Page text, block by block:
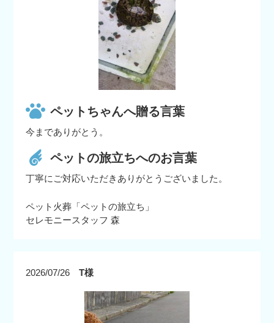
ペットちゃんへ贈る言葉
今までありがとう。
ペットの旅立ちへのお言葉
丁寧にご対応いただきありがとうございました。
ペット火葬「ペットの旅立ち」
セレモニースタッフ 森
2026/07/26 T様